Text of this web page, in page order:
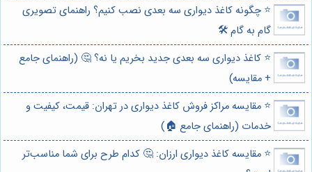
⭐️ چگونه کاغذ دیواری سه بعدی نصب کنیم؟ راهنمای تصویری
گام به گام 🛠️
⭐️ کاغذ دیواری سه بعدی جدید بخریم یا نه؟ 🤔 (راهنمای جامع
+ مقایسه)
⭐️ مقایسه مراکز فروش کاغذ دیواری در تهران: قیمت، کیفیت و
خدمات (راهنمای جامع 🏠)
⭐️ مقایسه کاغذ دیواری ارزان: 🤔 کدام طرح برای شما مناسب‌تر